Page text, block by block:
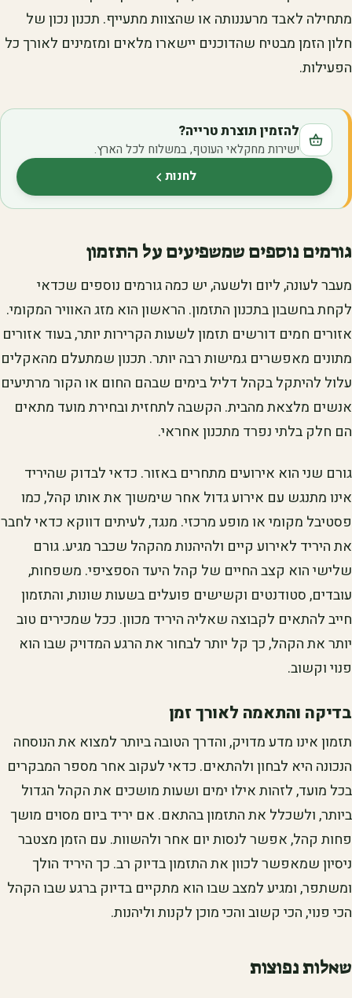
מתחילה לאבד מרעננותה או שהצוות מתעייף. תכנון נכון של
חלון הזמן מבטיח שהדוכנים יישארו מלאים ומזמינים לאורך כל
הפעילות.
להזמין תוצרת טרייה?
ישירות מחקלאי העוטף, במשלוח לכל הארץ.
לחנות(נפתח בלשונית חדשה)
גורמים נוספים שמשפיעים על התזמון
מעבר לעונה, ליום ולשעה, יש כמה גורמים נוספים שכדאי
לקחת בחשבון בתכנון התזמון. הראשון הוא מזג האוויר המקומי.
אזורים חמים דורשים תזמון לשעות הקרירות יותר, בעוד אזורים
מתונים מאפשרים גמישות רבה יותר. תכנון שמתעלם מהאקלים
עלול להיתקל בקהל דליל בימים שבהם החום או הקור מרתיעים
אנשים מלצאת מהבית. הקשבה לתחזית ובחירת מועד מתאים
הם חלק בלתי נפרד מתכנון אחראי.
גורם שני הוא אירועים מתחרים באזור. כדאי לבדוק שהיריד
אינו מתנגש עם אירוע גדול אחר שימשוך את אותו קהל, כמו
פסטיבל מקומי או מופע מרכזי. מנגד, לעיתים דווקא כדאי לחבר
את היריד לאירוע קיים ולהיהנות מהקהל שכבר מגיע. גורם
שלישי הוא קצב החיים של קהל היעד הספציפי. משפחות,
עובדים, סטודנטים וקשישים פועלים בשעות שונות, והתזמון
חייב להתאים לקבוצה שאליה היריד מכוון. ככל שמכירים טוב
יותר את הקהל, כך קל יותר לבחור את הרגע המדויק שבו הוא
פנוי וקשוב.
בדיקה והתאמה לאורך זמן
תזמון אינו מדע מדויק, והדרך הטובה ביותר למצוא את הנוסחה
הנכונה היא לבחון ולהתאים. כדאי לעקוב אחר מספר המבקרים
בכל מועד, לזהות אילו ימים ושעות מושכים את הקהל הגדול
ביותר, ולשכלל את התזמון בהתאם. אם יריד ביום מסוים מושך
פחות קהל, אפשר לנסות יום אחר ולהשוות. עם הזמן מצטבר
ניסיון שמאפשר לכוון את התזמון בדיוק רב. כך היריד הולך
ומשתפר, ומגיע למצב שבו הוא מתקיים בדיוק ברגע שבו הקהל
הכי פנוי, הכי קשוב והכי מוכן לקנות וליהנות.
שאלות נפוצות